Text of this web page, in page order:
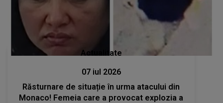
Actualitate
07 iul 2026
Răsturnare de situație în urma atacului din
Monaco! Femeia care a provocat explozia a